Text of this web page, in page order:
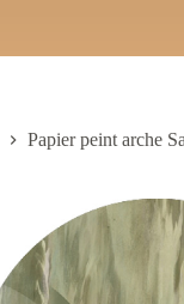
Papier peint arche